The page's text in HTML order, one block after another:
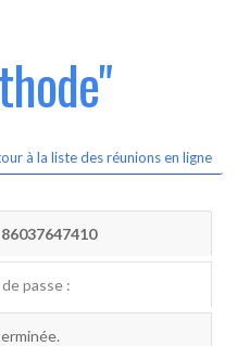
à la liste des réunions en ligne
86037647410
passe :